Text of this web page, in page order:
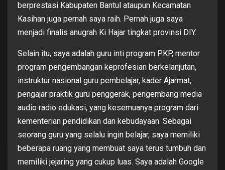
berprestasi Kabupaten Bantul ataupun Kecamatan
Kasihan juga pernah saya raih. Pernah juga saya
menjadi finalis anugrah Ki Hajar tingkat provinsi DIY.
Selain itu, saya adalah guru inti program PKP, mentor
program pengembangan keprofesian berkelanjutan,
instruktur nasional guru pembelajar, kader Ajarmat,
pengajar praktik guru penggerak, pengembang media
audio radio edukasi, yang kesemuanya program dari
kementerian pendidikan dan kebudayaan. Sebagai
seorang guru yang selalu ingin belajar, saya memiliki
beberapa ruang yang membuat saya terus tumbuh dan
memiliki jejaring yang cukup luas. Saya adalah Google